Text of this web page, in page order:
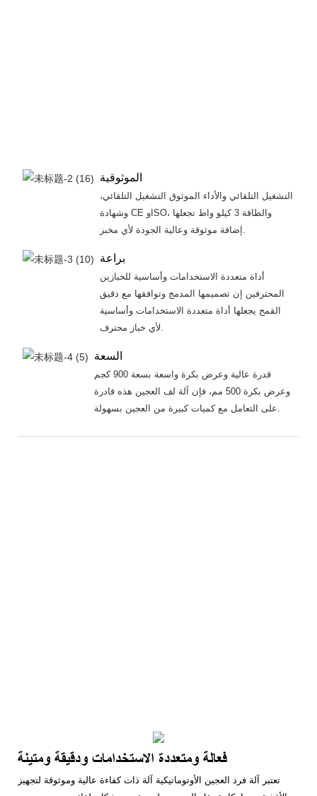
الموثوقية
التشغيل التلقائي والأداء الموثوق التشغيل التلقائي،
وشهادة CE وISO، والطاقة 3 كيلو واط تجعلها
إضافة موثوقة وعالية الجودة لأي مخبز.
براعة
أداة متعددة الاستخدامات وأساسية للخبازين
المحترفين إن تصميمها المدمج وتوافقها مع دقيق
القمح يجعلها أداة متعددة الاستخدامات وأساسية
لأي خباز محترف.
السعة
قدرة عالية وعرض بكرة واسعة بسعة 900 كجم
وعرض بكرة 500 مم، فإن آلة لف العجين هذه قادرة
على التعامل مع كميات كبيرة من العجين بسهولة.
فعالة ومتعددة الاستخدامات ودقيقة ومتينة
تعتبر آلة فرد العجين الأوتوماتيكية آلة ذات كفاءة عالية وموثوقة لتجهيز